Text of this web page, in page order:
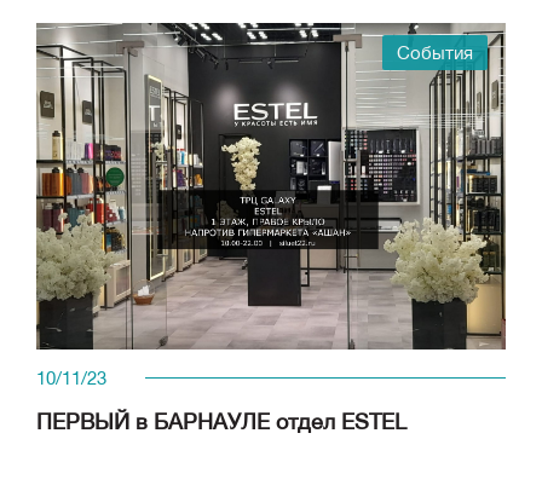
События
10/11/23
ПЕРВЫЙ в БАРНАУЛЕ отдел ESTEL